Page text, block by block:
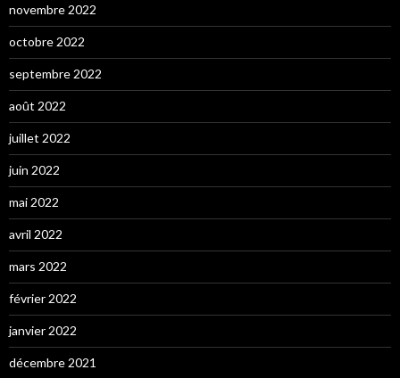
novembre 2022
octobre 2022
septembre 2022
août 2022
juillet 2022
juin 2022
mai 2022
avril 2022
mars 2022
février 2022
janvier 2022
décembre 2021